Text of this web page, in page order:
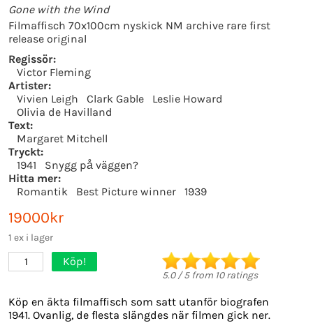
Gone with the Wind
Filmaffisch 70x100cm nyskick NM archive rare first
release original
Regissör:
Victor Fleming
Artister:
Vivien Leigh
Clark Gable
Leslie Howard
Olivia de Havilland
Text:
Margaret Mitchell
Tryckt:
1941
Snygg på väggen?
Hitta mer:
Romantik
Best Picture winner 1939
19000kr
1 ex i lager
1 Köp!
5.0/5from 10ratings
Köp en äkta filmaffisch som satt utanför biografen
1941. Ovanlig, de flesta slängdes när filmen gick ner.